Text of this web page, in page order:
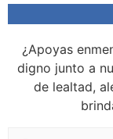
¿Apoyas
digno junto a
de lealtad,